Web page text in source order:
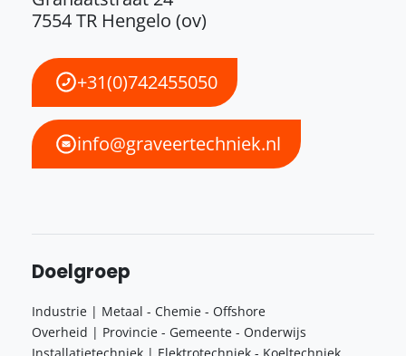
7554 TR Hengelo (ov)
+31(0)742455050
info@graveertechniek.nl
Doelgroep
Industrie | Metaal - Chemie - Offshore
Overheid | Provincie - Gemeente - Onderwijs